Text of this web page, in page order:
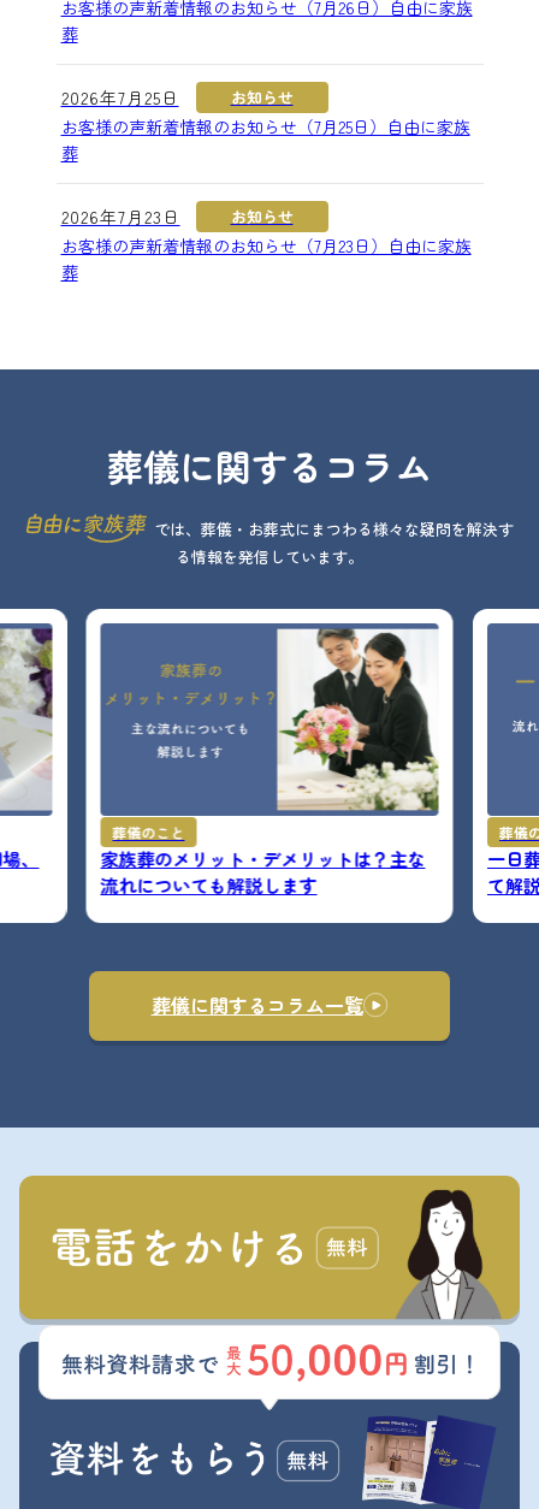
お客様の声新着情報のお知らせ（7月26日）自由に家族
葬
2026年7月25日 お知らせ
お客様の声新着情報のお知らせ（7月25日）自由に家族
葬
2026年7月23日 お知らせ
お客様の声新着情報のお知らせ（7月23日）自由に家族
葬
葬儀に関するコラム
では、葬儀・お葬式にまつわる様々な疑問を解決す
る情報を発信しています。
、
葬儀のこと
家族葬のメリット・デメリットは？主な
流れについても解説します
葬儀
一日
て解
葬儀に関するコラム一覧